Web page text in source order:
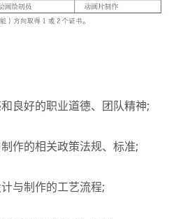
好的职业道德、团队精神;
的相关政策法规、标准;
与制作的工艺流程;